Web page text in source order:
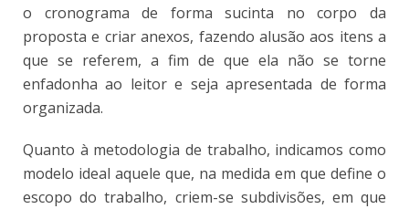
o cronograma de forma sucinta no corpo da
proposta e criar anexos, fazendo alusão aos itens a
que se referem, a fim de que ela não se torne
enfadonha ao leitor e seja apresentada de forma
organizada.
Quanto à metodologia de trabalho, indicamos como
modelo ideal aquele que, na medida em que define o
escopo do trabalho, criem-se subdivisões, em que